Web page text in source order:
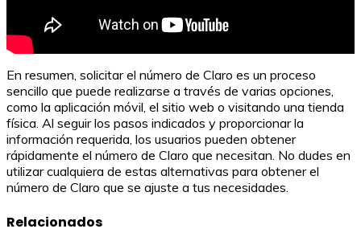
En resumen, solicitar el número de Claro es un proceso
sencillo que puede realizarse a través de varias opciones,
como la aplicación móvil, el sitio web o visitando una tienda
física. Al seguir los pasos indicados y proporcionar la
información requerida, los usuarios pueden obtener
rápidamente el número de Claro que necesitan. No dudes en
utilizar cualquiera de estas alternativas para obtener el
número de Claro que se ajuste a tus necesidades.
Relacionados